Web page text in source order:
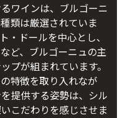
ワインは、ブルゴーニ
類は厳選されていま
・ドールを中心とし、
ど、ブルゴーニュの主
プが組まれています。
特徴を取り入れなが
提供する姿勢は、シル
こだわりを感じさせま